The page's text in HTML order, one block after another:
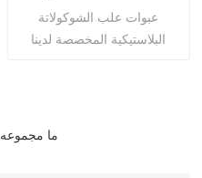
المختلف
عبوات علب الشوكولاتة
البلاستيكية المخصصة لدينا
ما مجموعه